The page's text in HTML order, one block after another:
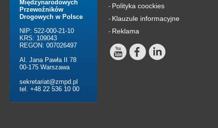
Międzynarodowych
Przewoźników
Drogowych w Polsce
NIP: 522-000-21-10
KRS: 109043
REGON: 007026497
Al. Jana Pawła II 78
00-175 Warszawa
sekretariat@zmpd.pl
tel. +48 22 536 10 00
- Polityka coockies
- Klauzule informacyjne
- Reklama